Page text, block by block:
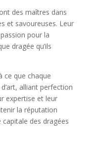
des maîtres dans
et savoureuses. Leur
pour la
dragée qu’ils
ce que chaque
alliant perfection
expertise et leur
la réputation
des dragées